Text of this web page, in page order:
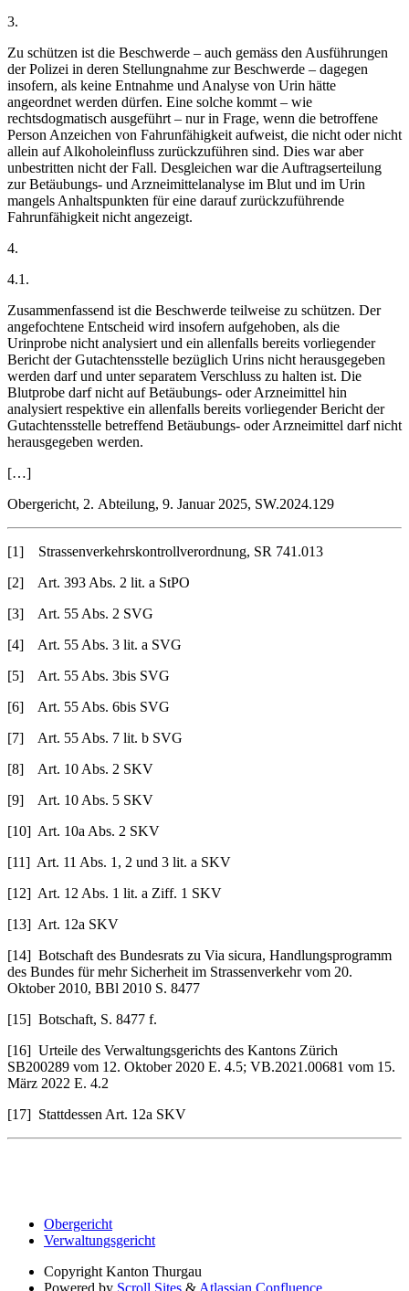
3.
Zu schützen ist die Beschwerde – auch gemäss den Ausführungen
der Polizei in deren Stellungnahme zur Beschwerde – dagegen
insofern, als keine Entnahme und Analyse von Urin hätte
angeordnet werden dürfen. Eine solche kommt – wie
rechtsdogmatisch ausgeführt – nur in Frage, wenn die betroffene
Person Anzeichen von Fahrunfähigkeit aufweist, die nicht oder nicht
allein auf Alkoholeinfluss zurückzuführen sind. Dies war aber
unbestritten nicht der Fall. Desgleichen war die Auftragserteilung
zur Betäubungs- und Arzneimittelanalyse im Blut und im Urin
mangels Anhaltspunkten für eine darauf zurückzuführende
Fahrunfähigkeit nicht angezeigt.
4.
4.1.
Zusammenfassend ist die Beschwerde teilweise zu schützen. Der
angefochtene Entscheid wird insofern aufgehoben, als die
Urinprobe nicht analysiert und ein allenfalls bereits vorliegender
Bericht der Gutachtensstelle bezüglich Urins nicht herausgegeben
werden darf und unter separatem Verschluss zu halten ist. Die
Blutprobe darf nicht auf Betäubungs- oder Arzneimittel hin
analysiert respektive ein allenfalls bereits vorliegender Bericht der
Gutachtensstelle betreffend Betäubungs- oder Arzneimittel darf nicht
herausgegeben werden.
[…]
Obergericht, 2. Abteilung, 9. Januar 2025, SW.2024.129
[1] Strassenverkehrskontrollverordnung, SR 741.013
[2] Art. 393 Abs. 2 lit. a StPO
[3] Art. 55 Abs. 2 SVG
[4] Art. 55 Abs. 3 lit. a SVG
[5] Art. 55 Abs. 3bis SVG
[6] Art. 55 Abs. 6bis SVG
[7] Art. 55 Abs. 7 lit. b SVG
[8] Art. 10 Abs. 2 SKV
[9] Art. 10 Abs. 5 SKV
[10] Art. 10a Abs. 2 SKV
[11] Art. 11 Abs. 1, 2 und 3 lit. a SKV
[12] Art. 12 Abs. 1 lit. a Ziff. 1 SKV
[13] Art. 12a SKV
[14] Botschaft des Bundesrats zu Via sicura, Handlungsprogramm
des Bundes für mehr Sicherheit im Strassenverkehr vom 20.
Oktober 2010, BBl 2010 S. 8477
[15] Botschaft, S. 8477 f.
[16] Urteile des Verwaltungsgerichts des Kantons Zürich
SB200289 vom 12. Oktober 2020 E. 4.5; VB.2021.00681 vom 15.
März 2022 E. 4.2
[17] Stattdessen Art. 12a SKV
Obergericht
Verwaltungsgericht
Copyright Kanton Thurgau